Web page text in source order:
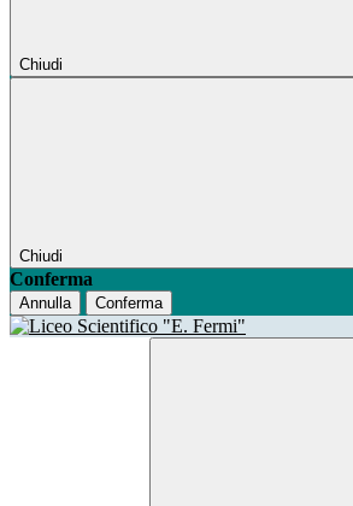
Chiudi
Chiudi
Conferma
Annulla Conferma